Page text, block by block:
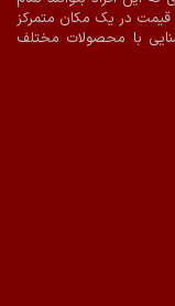
قیمت در یک مکان متمرکز
با محصولات مختلف